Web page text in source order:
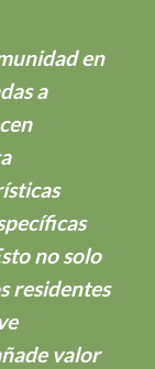
en
a
no solo
residentes
valor